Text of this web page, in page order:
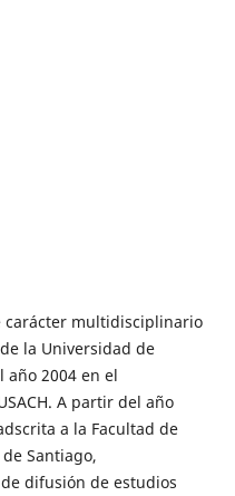
carácter multidisciplinario
la Universidad de
año 2004 en el
A partir del año
a la Facultad de
Santiago,
difusión de estudios